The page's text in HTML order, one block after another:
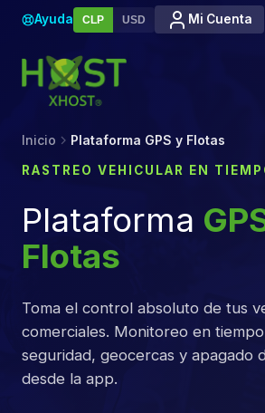
Ayuda CLP USD Mi Cuenta
Inicio Plataforma GPS y Flotas
RASTREO VEHICULAR EN
Plataforma
Flotas
Toma el control absoluto de tus
comerciales. Monitoreo en
seguridad, geocercas y apagado
desde la app.